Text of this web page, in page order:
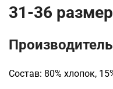
31-36 размер
Состав: 80% хлопок,